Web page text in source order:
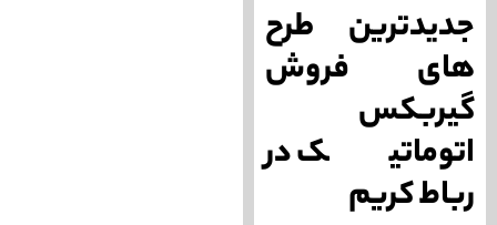
جدیدترین طرح
های فروش
گیربکس
اتوماتیک در
رباط کریم